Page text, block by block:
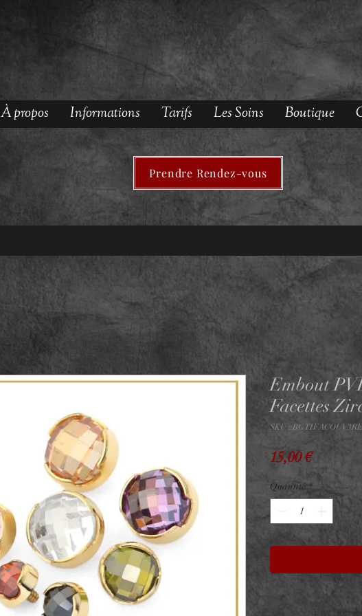
À propos Informations Tarifs Les Soins Boutique
Prendre Rendez-vous
Embout
Facettes
SKU : BGTIFACOUV3RE
15,00 €Prix
Quantité *